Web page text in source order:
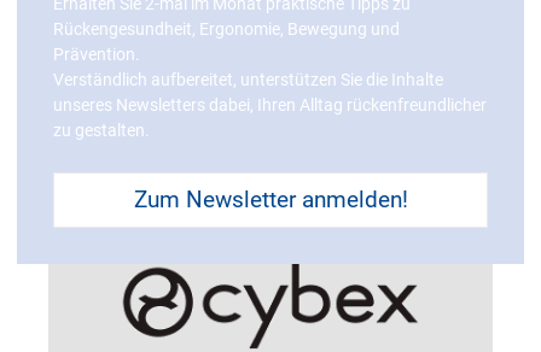
Produkte mit AGR-
Gütesiegel
Rückengesundheit, Ergonomie, Bewegung und
Prävention.
Verständlich aufbereitet, unterstützen Sie die Inhalte
unseres Newsletters dabei, Ihren Alltag rückenfreundlicher
zu gestalten.
Zum Newsletter anmelden!